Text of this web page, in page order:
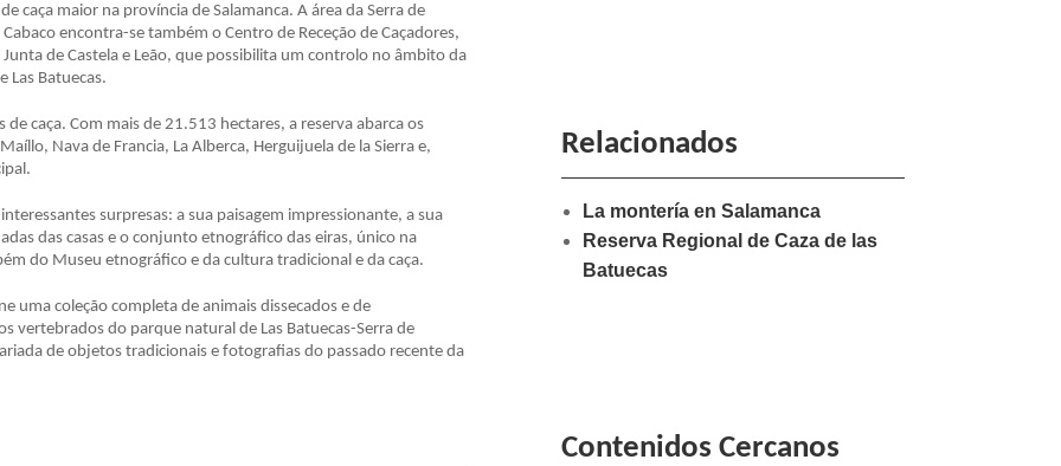
caça maior na província de Salamanca. A área da Serra de
encontra-se também o Centro de Receção de Caçadores,
de Castela e Leão, que possibilita um controlo no âmbito da
Las Batuecas.
caça. Com mais de 21.513 hectares, a reserva abarca os
Nava de Francia, La Alberca, Herguijuela de la Sierra e,
surpresas: a sua paisagem impressionante, a sua
das casas e o conjunto etnográfico das eiras, único na
do Museu etnográfico e da cultura tradicional e da caça.
uma coleção completa de animais dissecados e de
vertebrados do parque natural de Las Batuecas-Serra de
de objetos tradicionais e fotografias do passado recente da
Relacionados
La montería en Salamanca
Reserva Regional de Caza de las
Batuecas
Contenidos Cercanos